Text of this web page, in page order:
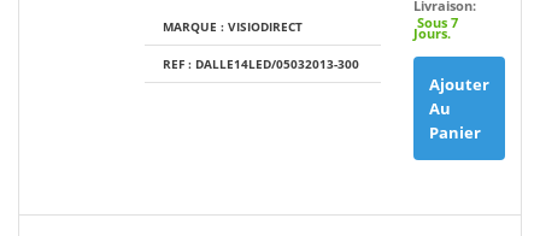
MARQUE : VISIODIRECT
REF : DALLE14LED/05032013-300
Livraison:
Sous 7
Jours.
Ajouter
Au
Panier